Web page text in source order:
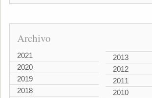
Archivo
2021
2020
2019
2018
2013
2012
2011
2010